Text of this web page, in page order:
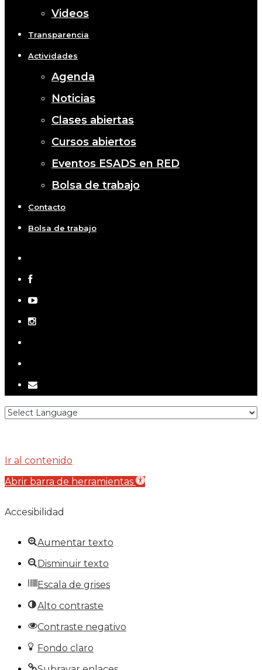
Videos
Transparencia
Actividades
Agenda
Noticias
Clases abiertas
Cursos abiertos
Eventos ESADS en RED
Bolsa de trabajo
Contacto
Bolsa de trabajo
twitter
facebook
youtube
instagram
email
Ir al contenido
Abrir barra de herramientas
Accesibilidad
Aumentar texto
Disminuir texto
Escala de grises
Alto contraste
Contraste negativo
Fondo claro